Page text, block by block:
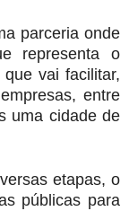
parceria onde
representa o
vai facilitar,
entre
uma cidade de
etapas, o
públicas para